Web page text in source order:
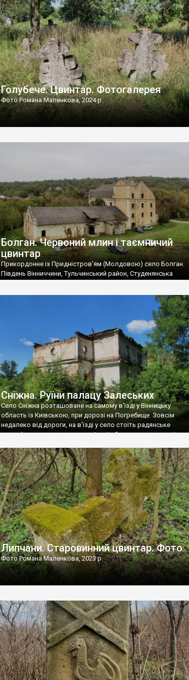
[…]
Голубече. Цвинтар. Фотогалерея
Фото Романа Маленкова, 2024 р.
Болган. Червоний млин і таємничий
цвинтар
Прикордонне із Придністров’ям (Молдовою) село Болган.
Південь Вінниччини, Тульчинський район, Студенянська
старовинний цвинтар із кам’яними хрестами. Всі епітафії, які
збереглися, написані кирилицею, церковнослов’янською
мовою. За всіма традиційними ознаками – цвинтар
український. Хрести датуються 19 століттям. У 1924-1940
роках Болган […]
Сніжна. Руїни палацу Залеських
Село Сніжна розташоване на самому в’їзді у Вінницьку
область із Київською, при дорозі на Погребище. Зовсім
недалеко від дороги, на в’їзді у село стоїть радянське
рельєфне пано, яке показує жінку і яблуню, а трохи далі,
дороги їх не видно, але видно дві стареньких колії у траві –
[…]
Липчани. Старовинний цвинтар. Фото
Фото Романа Маленкова, 2023 р.